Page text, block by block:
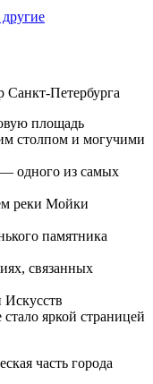
Петербурга
площадь
столпом и могучими
одного из самых
реки Мойки
памятника
связанных
яркой страницей
часть города